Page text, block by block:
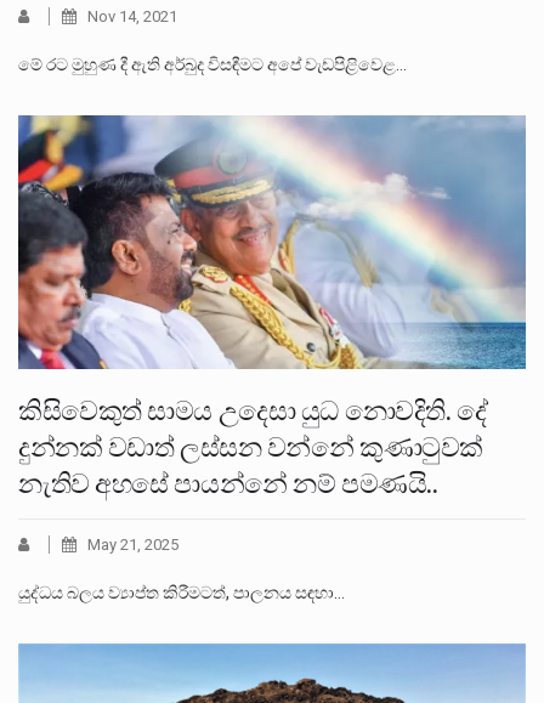
Nov 14, 2021
මේ රට මුහුණ දී ඇති අර්බුද විසඳීමට අපේ වැඩපිළිවෙළ…
කිසිවෙකුත් සාමය උදෙසා යුධ නොවදිති. දේ
දුන්නක් වඩාත් ලස්සන වන්නේ කුණාටුවක්
නැතිව අහසේ පායන්නේ නම් පමණයි..
May 21, 2025
යුද්ධය බලය ව්‍යාප්ත කිරීමටත්, පාලනය සඳහා…